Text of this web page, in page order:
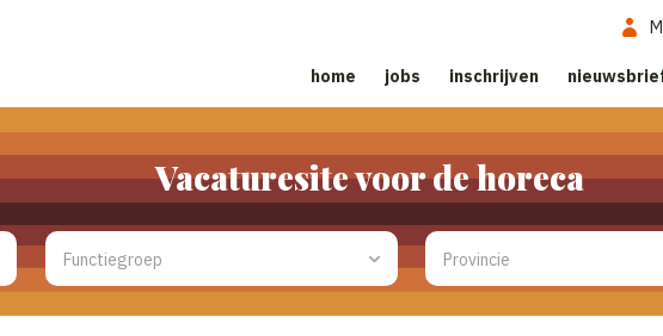
home jobs inschrijven
Vacaturesite voor de horeca